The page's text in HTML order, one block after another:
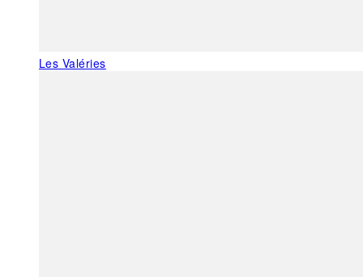
Les Valéries